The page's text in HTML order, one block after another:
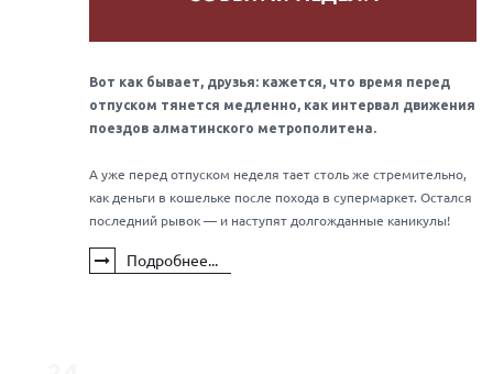
Вот как бывает, друзья: кажется, что время перед
отпуском тянется медленно, как интервал движения
поездов алматинского метрополитена.
А уже перед отпуском неделя тает столь же стремительно,
как деньги в кошельке после похода в супермаркет. Остался
последний рывок — и наступят долгожданные каникулы!
Подробнее...